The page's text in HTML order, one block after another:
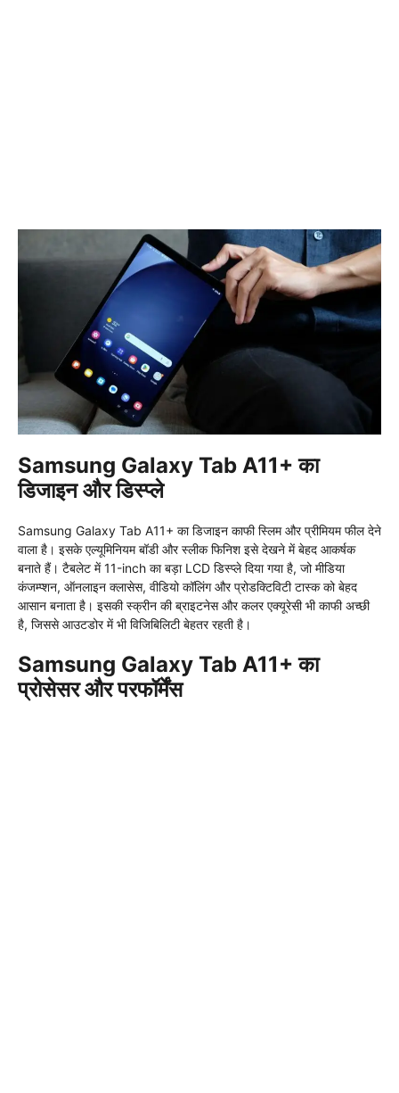
Samsung Galaxy Tab A11+ का
डिजाइन और डिस्प्ले
Samsung Galaxy Tab A11+ का डिजाइन काफी स्लिम और प्रीमियम फील देने
वाला है। इसके एल्यूमिनियम बॉडी और स्लीक फिनिश इसे देखने में बेहद आकर्षक
बनाते हैं। टैबलेट में 11-inch का बड़ा LCD डिस्प्ले दिया गया है, जो मीडिया
कंजम्प्शन, ऑनलाइन क्लासेस, वीडियो कॉलिंग और प्रोडक्टिविटी टास्क को बेहद
आसान बनाता है। इसकी स्क्रीन की ब्राइटनेस और कलर एक्यूरेसी भी काफी अच्छी
है, जिससे आउटडोर में भी विजिबिलिटी बेहतर रहती है।
Samsung Galaxy Tab A11+ का
प्रोसेसर और परफॉर्मेंस